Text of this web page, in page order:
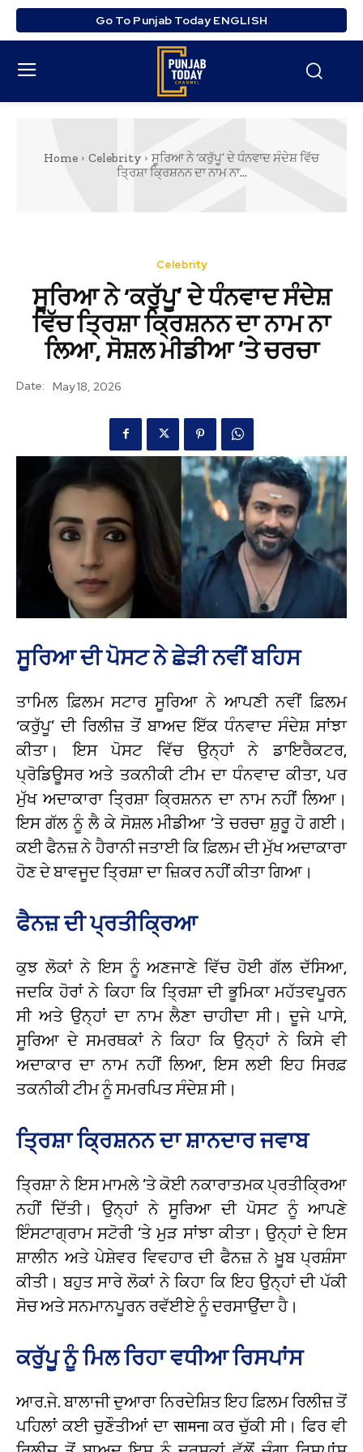
Go To Punjab Today ENGLISH
Home Celebrity
ਸੂਰਿਆ ਨੇ ‘ਕਰੁੱਪੂ’ ਦੇ ਧੰਨਵਾਦ ਸੰਦੇਸ਼ ਵਿੱਚ
ਤ੍ਰਿਸ਼ਾ ਕ੍ਰਿਸ਼ਨਨ ਦਾ ਨਾਮ ਨਾ...
Celebrity
ਸੂਰਿਆ ਨੇ ‘ਕਰੁੱਪੂ’ ਦੇ ਧੰਨਵਾਦ ਸੰਦੇਸ਼
ਵਿੱਚ ਤ੍ਰਿਸ਼ਾ ਕ੍ਰਿਸ਼ਨਨ ਦਾ ਨਾਮ ਨਾ
ਲਿਆ, ਸੋਸ਼ਲ ਮੀਡੀਆ ’ਤੇ ਚਰਚਾ
Date: May 18, 2026
ਸੂਰਿਆ ਦੀ ਪੋਸਟ ਨੇ ਛੇੜੀ ਨਵੀਂ ਬਹਿਸ
ਤਾਮਿਲ ਫ਼ਿਲਮ ਸਟਾਰ ਸੂਰਿਆ ਨੇ ਆਪਣੀ ਨਵੀਂ ਫ਼ਿਲਮ
‘ਕਰੁੱਪੂ’ ਦੀ ਰਿਲੀਜ਼ ਤੋਂ ਬਾਅਦ ਇੱਕ ਧੰਨਵਾਦ ਸੰਦੇਸ਼ ਸਾਂਝਾ
ਕੀਤਾ। ਇਸ ਪੋਸਟ ਵਿੱਚ ਉਨ੍ਹਾਂ ਨੇ ਡਾਇਰੈਕਟਰ,
ਪ੍ਰੋਡਿਊਸਰ ਅਤੇ ਤਕਨੀਕੀ ਟੀਮ ਦਾ ਧੰਨਵਾਦ ਕੀਤਾ, ਪਰ
ਮੁੱਖ ਅਦਾਕਾਰਾ ਤ੍ਰਿਸ਼ਾ ਕ੍ਰਿਸ਼ਨਨ ਦਾ ਨਾਮ ਨਹੀਂ ਲਿਆ।
ਇਸ ਗੱਲ ਨੂੰ ਲੈ ਕੇ ਸੋਸ਼ਲ ਮੀਡੀਆ ’ਤੇ ਚਰਚਾ ਸ਼ੁਰੂ ਹੋ ਗਈ।
ਕਈ ਫੈਨਜ਼ ਨੇ ਹੈਰਾਨੀ ਜਤਾਈ ਕਿ ਫ਼ਿਲਮ ਦੀ ਮੁੱਖ ਅਦਾਕਾਰਾ
ਹੋਣ ਦੇ ਬਾਵਜੂਦ ਤ੍ਰਿਸ਼ਾ ਦਾ ਜ਼ਿਕਰ ਨਹੀਂ ਕੀਤਾ ਗਿਆ।
ਫੈਨਜ਼ ਦੀ ਪ੍ਰਤੀਕ੍ਰਿਆ
ਕੁਝ ਲੋਕਾਂ ਨੇ ਇਸ ਨੂੰ ਅਣਜਾਣੇ ਵਿੱਚ ਹੋਈ ਗੱਲ ਦੱਸਿਆ,
ਜਦਕਿ ਹੋਰਾਂ ਨੇ ਕਿਹਾ ਕਿ ਤ੍ਰਿਸ਼ਾ ਦੀ ਭੂਮਿਕਾ ਮਹੱਤਵਪੂਰਨ
ਸੀ ਅਤੇ ਉਨ੍ਹਾਂ ਦਾ ਨਾਮ ਲੈਣਾ ਚਾਹੀਦਾ ਸੀ। ਦੂਜੇ ਪਾਸੇ,
ਸੂਰਿਆ ਦੇ ਸਮਰਥਕਾਂ ਨੇ ਕਿਹਾ ਕਿ ਉਨ੍ਹਾਂ ਨੇ ਕਿਸੇ ਵੀ
ਅਦਾਕਾਰ ਦਾ ਨਾਮ ਨਹੀਂ ਲਿਆ, ਇਸ ਲਈ ਇਹ ਸਿਰਫ਼
ਤਕਨੀਕੀ ਟੀਮ ਨੂੰ ਸਮਰਪਿਤ ਸੰਦੇਸ਼ ਸੀ।
ਤ੍ਰਿਸ਼ਾ ਕ੍ਰਿਸ਼ਨਨ ਦਾ ਸ਼ਾਨਦਾਰ ਜਵਾਬ
ਤ੍ਰਿਸ਼ਾ ਨੇ ਇਸ ਮਾਮਲੇ ’ਤੇ ਕੋਈ ਨਕਾਰਾਤਮਕ ਪ੍ਰਤੀਕ੍ਰਿਆ
ਨਹੀਂ ਦਿੱਤੀ। ਉਨ੍ਹਾਂ ਨੇ ਸੂਰਿਆ ਦੀ ਪੋਸਟ ਨੂੰ ਆਪਣੇ
ਇੰਸਟਾਗ੍ਰਾਮ ਸਟੋਰੀ ’ਤੇ ਮੁੜ ਸਾਂਝਾ ਕੀਤਾ। ਉਨ੍ਹਾਂ ਦੇ ਇਸ
ਸ਼ਾਲੀਨ ਅਤੇ ਪੇਸ਼ੇਵਰ ਵਿਵਹਾਰ ਦੀ ਫੈਨਜ਼ ਨੇ ਖ਼ੂਬ ਪ੍ਰਸ਼ੰਸਾ
ਕੀਤੀ। ਬਹੁਤ ਸਾਰੇ ਲੋਕਾਂ ਨੇ ਕਿਹਾ ਕਿ ਇਹ ਉਨ੍ਹਾਂ ਦੀ ਪੱਕੀ
ਸੋਚ ਅਤੇ ਸਨਮਾਨਪੂਰਨ ਰਵੱਈਏ ਨੂੰ ਦਰਸਾਉਂਦਾ ਹੈ।
ਕਰੁੱਪੂ ਨੂੰ ਮਿਲ ਰਿਹਾ ਵਧੀਆ ਰਿਸਪਾਂਸ
ਆਰ.ਜੇ. ਬਾਲਾਜੀ ਦੁਆਰਾ ਨਿਰਦੇਸ਼ਿਤ ਇਹ ਫ਼ਿਲਮ ਰਿਲੀਜ਼ ਤੋਂ
ਪਹਿਲਾਂ ਕਈ ਚੁਣੌਤੀਆਂ ਦਾ सामना ਕਰ ਚੁੱਕੀ ਸੀ। ਫਿਰ ਵੀ